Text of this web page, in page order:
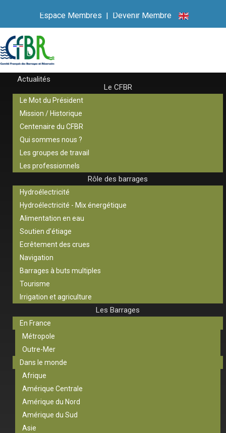
Espace Membres | Devenir Membre
Actualités
Le CFBR
Le Mot du Président
Mission / Historique
Centenaire du CFBR
Qui sommes nous ?
Les groupes de travail
Les professionnels
Rôle des barrages
Hydroélectricité
Hydroélectricité - Mix énergétique
Alimentation en eau
Soutien d’étiage
Ecrêtement des crues
Navigation
Barrages à buts multiples
Tourisme
Irrigation et agriculture
Les Barrages
En France
Métropole
Outre-Mer
Dans le monde
Afrique
Amérique Centrale
Amérique du Nord
Amérique du Sud
Asie